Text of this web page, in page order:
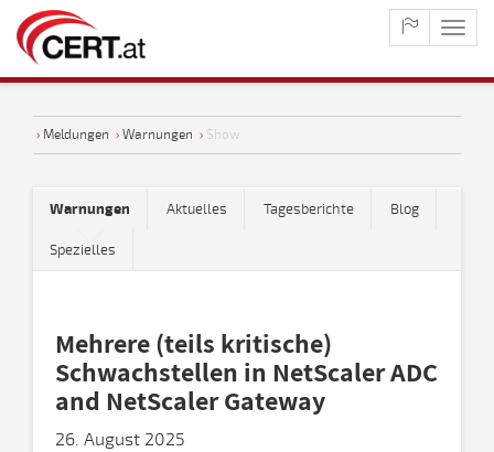
› Meldungen › Warnungen › Show
Warnungen Aktuelles Tagesberichte Blog
Spezielles
Mehrere (teils kritische)
Schwachstellen in NetScaler ADC
and NetScaler Gateway
26. August 2025